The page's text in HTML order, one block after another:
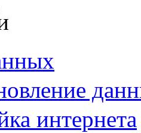
интернета